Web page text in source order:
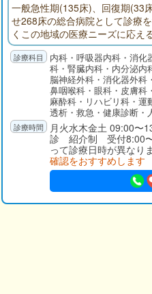
一般急性期(135床)、回復期(33
せ268床の総合病院として診療
くこの地域の医療ニーズに応え
中心的役割を担うことを使命と
療、最良の医療を提供できるよ
内科・呼吸器内科・消化
科・腎臓内科・内分泌内
脳神経外科・消化器外科
鼻咽喉科・眼科・皮膚科
麻酔科・リハビリ科・運
透析・救急・健康診断・
月火水木金土 09:00
診 紹介制 受付8:00
って診療日時が異なり
確認をおすすめします